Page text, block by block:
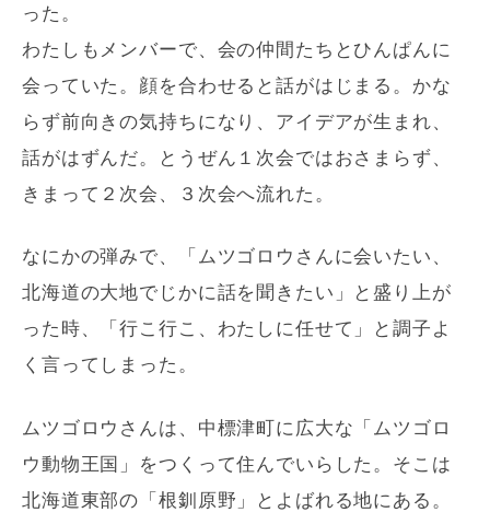
った。
わたしもメンバーで、会の仲間たちとひんぱんに
会っていた。顔を合わせると話がはじまる。かな
らず前向きの気持ちになり、アイデアが生まれ、
話がはずんだ。とうぜん１次会ではおさまらず、
きまって２次会、３次会へ流れた。
なにかの弾みで、「ムツゴロウさんに会いたい、
北海道の大地でじかに話を聞きたい」と盛り上が
った時、「行こ行こ、わたしに任せて」と調子よ
く言ってしまった。
ムツゴロウさんは、中標津町に広大な「ムツゴロ
ウ動物王国」をつくって住んでいらした。そこは
北海道東部の「根釧原野」とよばれる地にある。